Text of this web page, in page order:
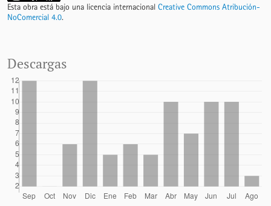
Esta obra está bajo una licencia internacional Creative Commons Atribución-
NoComercial 4.0.
Descargas